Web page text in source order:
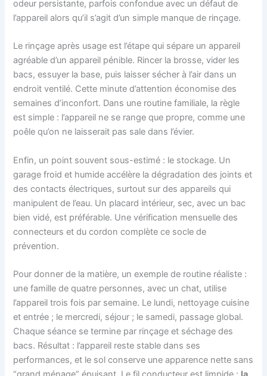
odeur persistante, parfois confondue avec un défaut de
l’appareil alors qu’il s’agit d’un simple manque de rinçage.
Le rinçage après usage est l’étape qui sépare un appareil
agréable d’un appareil pénible. Rincer la brosse, vider les
bacs, essuyer la base, puis laisser sécher à l’air dans un
endroit ventilé. Cette minute d’attention économise des
semaines d’inconfort. Dans une routine familiale, la règle
est simple : l’appareil ne se range que propre, comme une
poêle qu’on ne laisserait pas sale dans l’évier.
Enfin, un point souvent sous-estimé : le stockage. Un
garage froid et humide accélère la dégradation des joints et
des contacts électriques, surtout sur des appareils qui
manipulent de l’eau. Un placard intérieur, sec, avec un bac
bien vidé, est préférable. Une vérification mensuelle des
connecteurs et du cordon complète ce socle de
prévention.
Pour donner de la matière, un exemple de routine réaliste :
une famille de quatre personnes, avec un chat, utilise
l’appareil trois fois par semaine. Le lundi, nettoyage cuisine
et entrée ; le mercredi, séjour ; le samedi, passage global.
Chaque séance se termine par rinçage et séchage des
bacs. Résultat : l’appareil reste stable dans ses
performances, et le sol conserve une apparence nette sans